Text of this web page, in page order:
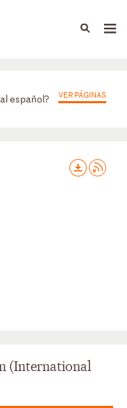
español? VER PÁGINAS
(International